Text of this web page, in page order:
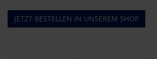
JETZT BESTELLEN IN UNSEREM SHOP